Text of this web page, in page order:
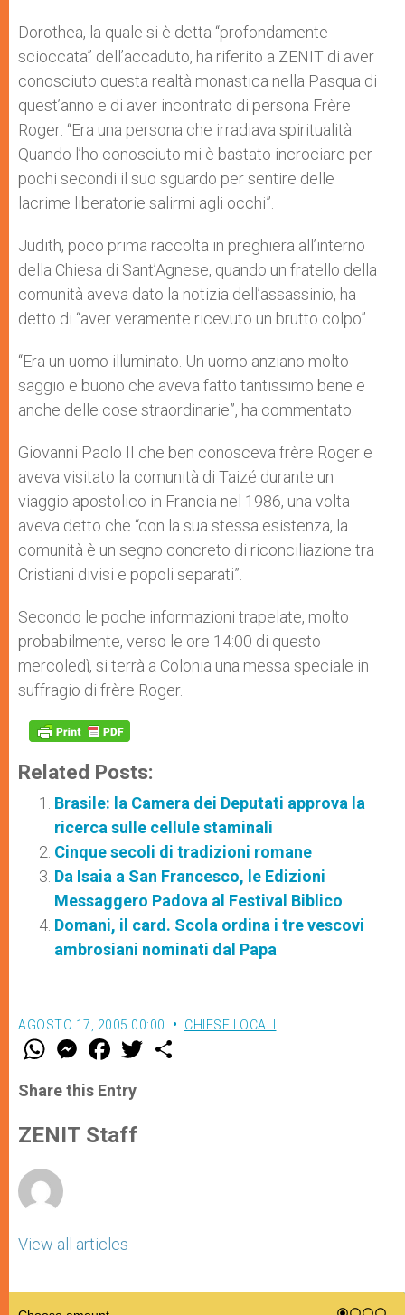
Dorothea, la quale si è detta “profondamente
scioccata” dell’accaduto, ha riferito a ZENIT di aver
conosciuto questa realtà monastica nella Pasqua di
quest’anno e di aver incontrato di persona Frère
Roger: “Era una persona che irradiava spiritualità.
Quando l’ho conosciuto mi è bastato incrociare per
pochi secondi il suo sguardo per sentire delle
lacrime liberatorie salirmi agli occhi”.
Judith, poco prima raccolta in preghiera all’interno
della Chiesa di Sant’Agnese, quando un fratello della
comunità aveva dato la notizia dell’assassinio, ha
detto di “aver veramente ricevuto un brutto colpo”.
“Era un uomo illuminato. Un uomo anziano molto
saggio e buono che aveva fatto tantissimo bene e
anche delle cose straordinarie”, ha commentato.
Giovanni Paolo II che ben conosceva frère Roger e
aveva visitato la comunità di Taizé durante un
viaggio apostolico in Francia nel 1986, una volta
aveva detto che “con la sua stessa esistenza, la
comunità è un segno concreto di riconciliazione tra
Cristiani divisi e popoli separati”.
Secondo le poche informazioni trapelate, molto
probabilmente, verso le ore 14:00 di questo
mercoledì, si terrà a Colonia una messa speciale in
suffragio di frère Roger.
Related Posts:
Brasile: la Camera dei Deputati approva la
ricerca sulle cellule staminali
Cinque secoli di tradizioni romane
Da Isaia a San Francesco, le Edizioni
Messaggero Padova al Festival Biblico
Domani, il card. Scola ordina i tre vescovi
ambrosiani nominati dal Papa
AGOSTO 17, 2005 00:00 CHIESE LOCALI
W
t
s
p
p
M
e
s
e
g
e
F
a
e
b
o
k
w
Share this Entry
ZENIT Staff
View all articles